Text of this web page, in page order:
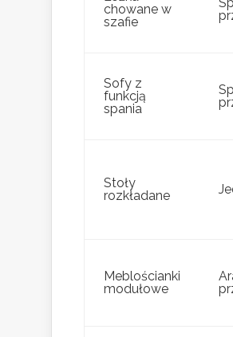
chowane w
szafie
Sofy z
funkcją
spania
Stoły
rozkładane
Meblościanki
modułowe